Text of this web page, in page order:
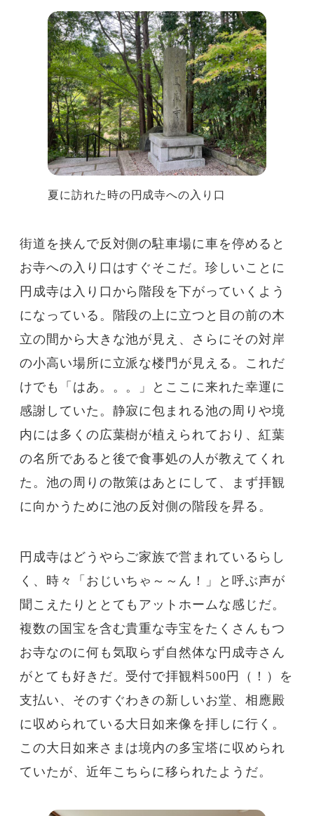
夏に訪れた時の円成寺への入り口
街道を挟んで反対側の駐車場に車を停めると
お寺への入り口はすぐそこだ。珍しいことに
円成寺は入り口から階段を下がっていくよう
になっている。階段の上に立つと目の前の木
立の間から大きな池が見え、さらにその対岸
の小高い場所に立派な楼門が見える。これだ
けでも「はあ。。。」とここに来れた幸運に
感謝していた。静寂に包まれる池の周りや境
内には多くの広葉樹が植えられており、紅葉
の名所であると後で食事処の人が教えてくれ
た。池の周りの散策はあとにして、まず拝観
に向かうために池の反対側の階段を昇る。
円成寺はどうやらご家族で営まれているらし
く、時々「おじいちゃ～～ん！」と呼ぶ声が
聞こえたりととてもアットホームな感じだ。
複数の国宝を含む貴重な寺宝をたくさんもつ
お寺なのに何も気取らず自然体な円成寺さん
がとても好きだ。受付で拝観料500円（！）を
支払い、そのすぐわきの新しいお堂、相應殿
に収められている大日如来像を拝しに行く。
この大日如来さまは境内の多宝塔に収められ
ていたが、近年こちらに移られたようだ。